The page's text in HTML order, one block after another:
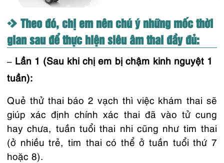
Theo đó, chị em nên chú ý những mốc thời
gian sau để thực hiện siêu âm thai đầy đủ:
– Lần 1 (Sau khi chị em bị chậm kinh nguyệt 1
tuần):
Quẻ thử thai báo 2 vạch thì việc khám thai sẽ
giúp xác định chính xác thai đã vào tử cung
hay chưa, tuần tuổi thai nhi cũng như tim thai
(ở nhiều trẻ, tim thai có thể ở tuần tuổi thứ 7
hoặc 8).